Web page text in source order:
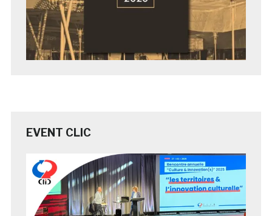
EVENT CLIC